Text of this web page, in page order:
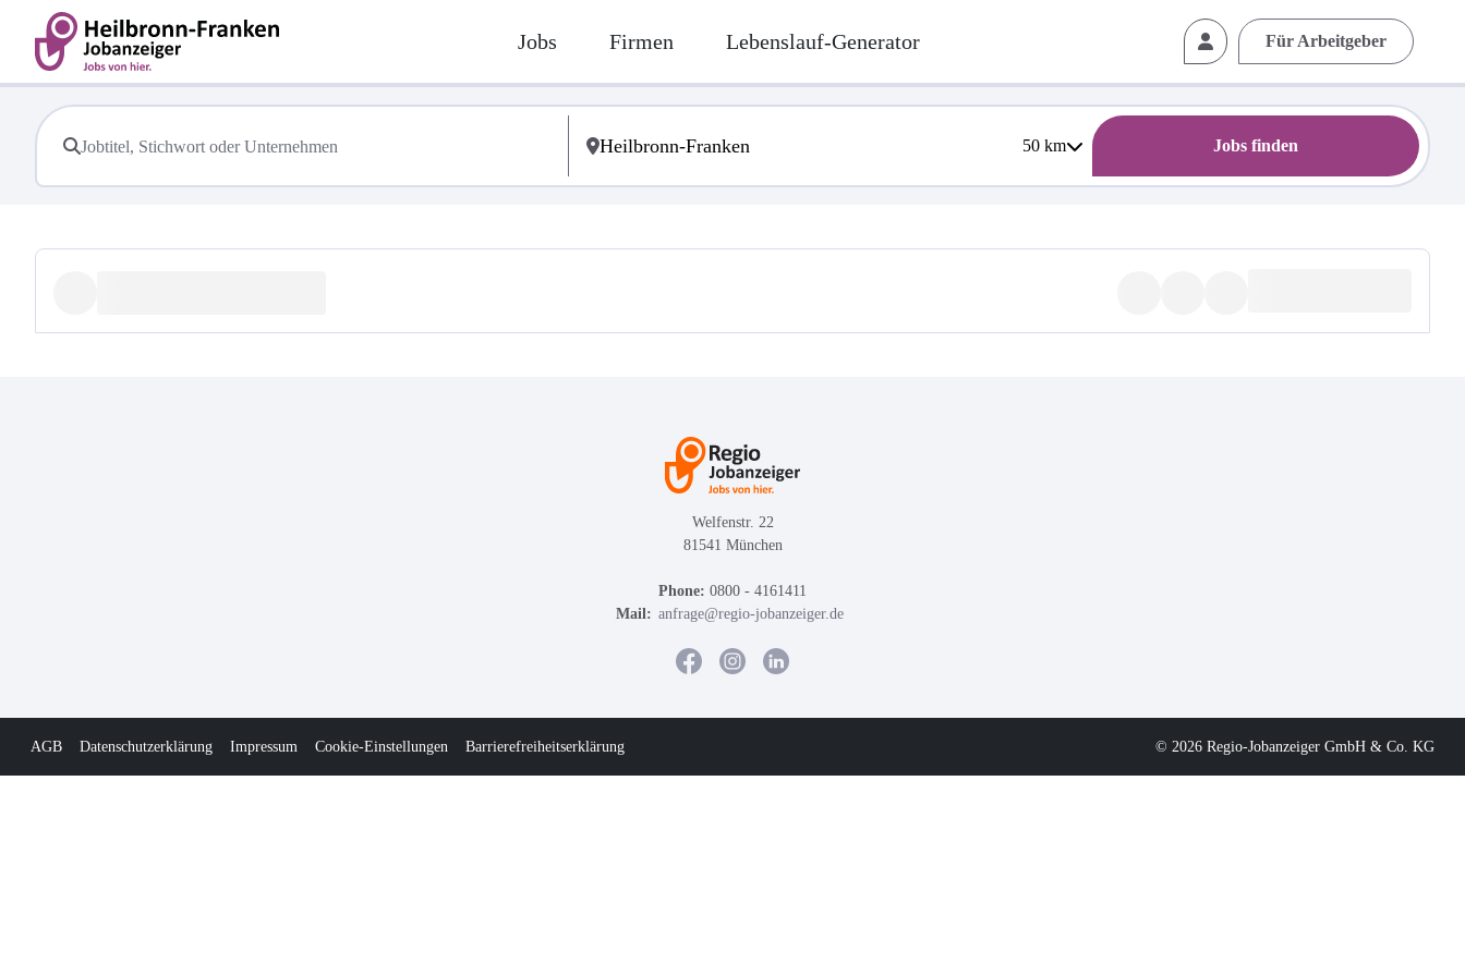
Jobs Firmen Lebenslauf-Generator Für Arbeitgeber
50km Jobs finden
Welfenstr. 22
81541 München
Phone: 0800 - 4161411
Mail: anfrage@regio-jobanzeiger.de
AGB Datenschutzerklärung Impressum Cookie-Einstellungen Barrierefreiheitserklärung © 2026 Regio-Jobanzeiger GmbH & Co. KG